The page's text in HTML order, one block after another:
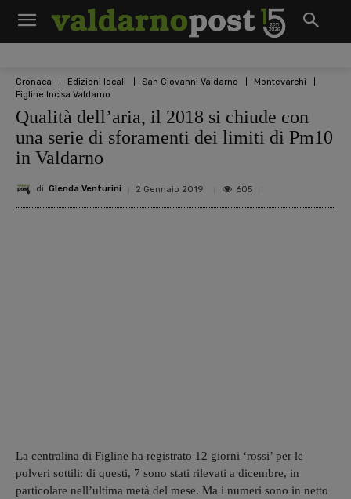
Cronaca Edizioni locali San Giovanni Valdarno
Montevarchi
Figline Incisa Valdarno
Qualità dell’aria, il 2018 si chiude con
una serie di sforamenti dei limiti di Pm10
in Valdarno
di Glenda Venturini 2 Gennaio 2019 605
La centralina di Figline ha registrato 12 giorni ‘rossi’ per le
polveri sottili: di questi, 7 sono stati rilevati a dicembre, in
particolare nell’ultima metà del mese. Ma i numeri sono in netto